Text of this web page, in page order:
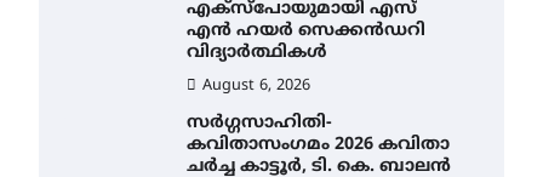
എക്സ്പോയുമായി എസ്
എൻ ഹയർ സെക്കൻഡറി
വിദ്യാർത്ഥികൾ
August 6, 2026
സർഗ്ഗസാഹിതി-
കവിതാസംഗമം 2026 കവിതാ
ചർച്ച കാട്ടൂർ, ടി. കെ. ബാലൻ